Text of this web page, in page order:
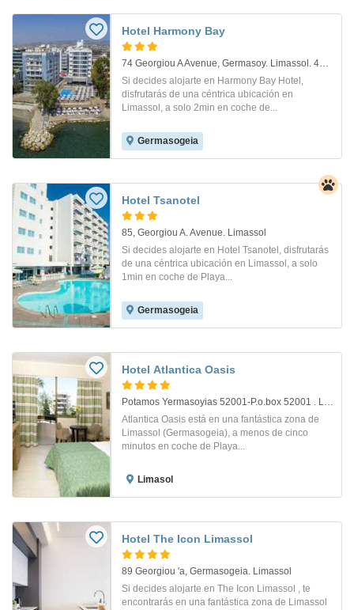
Hotel Harmony Bay
74 Georgiou A Avenue, Germasoy. Limassol. 4048. Limassol
Si decides alojarte en Harmony Bay Hotel,
disfrutarás de una céntrica ubicación en
Limassol, a solo 2min en coche de...
Germasogeia
Hotel Tsanotel
85, Georgiou A. Avenue. Limassol
Si decides alojarte en Hotel Tsanotel, disfrutarás
de una céntrica ubicación en Limassol, a solo
1min en coche de Playa...
Germasogeia
Hotel Atlantica Oasis
Potamos Yermasoyias 52001-P.o.box 52001 . Limassol
Atlantica Oasis está en una fantástica zona de
Limassol (Germasogeia), a menos de cinco
minutos en coche de Playa...
Limasol
Hotel The Icon Limassol
89 Georgiou 'a, Germasogeia. Limassol
Si decides alojarte en The Icon Limassol , te
encontrarás en una fantástica zona de Limassol